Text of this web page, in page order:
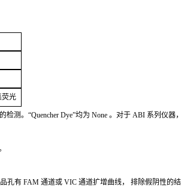
荧光
检测。 “Quencher Dye”均为 None 。对于 ABI 系列仪器
孔有 FAM通道或 VIC 通道扩增曲线， 排除假阴性的结